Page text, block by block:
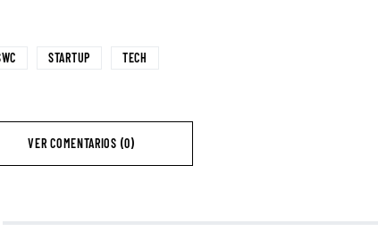
STARTUP TECH
VER COMENTARIOS (0)